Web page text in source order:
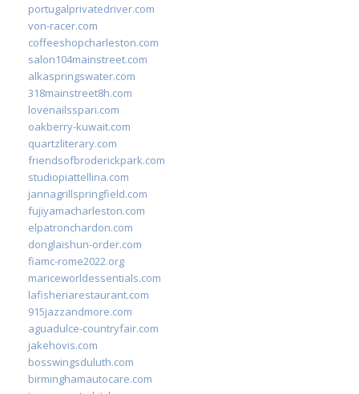
portugalprivatedriver.com
von-racer.com
coffeeshopcharleston.com
salon104mainstreet.com
alkaspringswater.com
318mainstreet8h.com
lovenailsspari.com
oakberry-kuwait.com
quartzliterary.com
friendsofbroderickpark.com
studiopiattellina.com
jannagrillspringfield.com
fujiyamacharleston.com
elpatronchardon.com
donglaishun-order.com
fiamc-rome2022.org
mariceworldessentials.com
lafisheriarestaurant.com
915jazzandmore.com
aguadulce-countryfair.com
jakehovis.com
bosswingsduluth.com
birminghamautocare.com